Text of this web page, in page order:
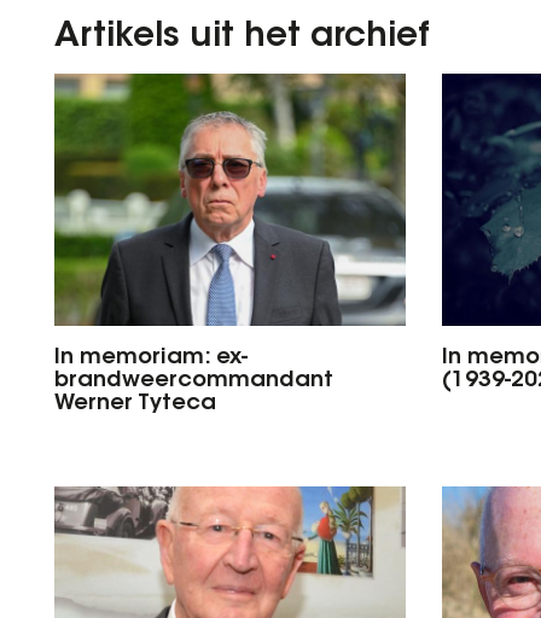
Artikels uit het archief
In memoriam: ex-
brandweercommandant
Werner Tyteca
In
(1939-